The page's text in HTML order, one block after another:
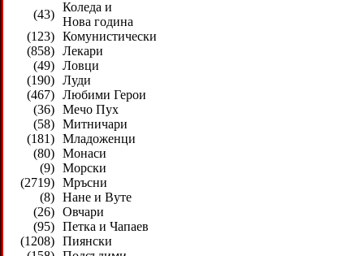
(43)
Коледа и
Нова година
(123) Комунистически
(858) Лекари
(49) Ловци
(190) Луди
(467) Любими Герои
(36) Мечо Пух
(58) Митничари
(181) Младоженци
(80) Монаси
(9) Морски
(2719) Мръсни
(8) Нане и Вуте
(26) Овчари
(95) Петка и Чапаев
(1208) Пиянски